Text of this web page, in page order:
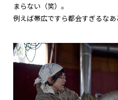
まらない（笑）。
例えば帯広ですら都会すぎるなあ